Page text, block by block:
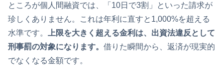
ところが個人間融資では、「10日で3割」といった請求が
珍しくありません。これは年利に直すと1,000%を超える
水準です。
上限を大きく超える金利は、出資法違反として
刑事罰の対象になります。 借りた瞬間から、返済が現実的
でなくなる金額です。